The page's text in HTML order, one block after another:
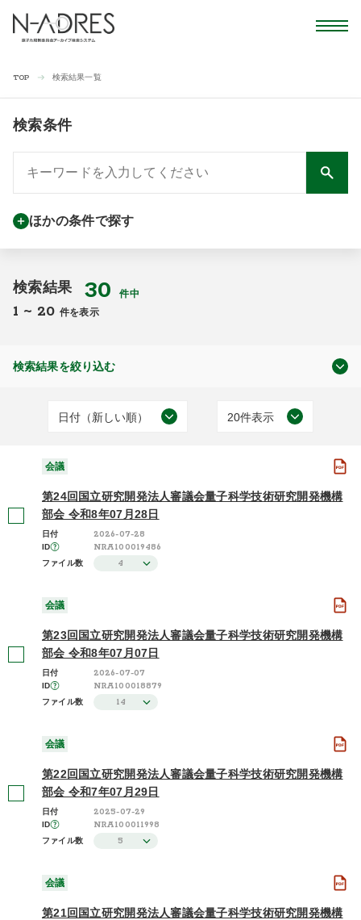
TOP 検索結果一覧
検索条件
ほかの条件で探す
検索結果 30件中
1 ~ 20 件を表示
検索結果を絞り込む
(30)
会議
2026年度 / 令和8年度
(2)
2025年度 / 令和7年度
(2)
2024年度 / 令和6年度
日付（新しい順）
施設（昇順）
タイトル（降順）
関連性
20件表示
会議
第24回国立研究開発法人審議会量子科学技術研究開発機構
部会 令和8年07月28日
日付 2026-07-28
ID NRA100019486
ファイル数 4
会議
第23回国立研究開発法人審議会量子科学技術研究開発機構
部会 令和8年07月07日
日付 2026-07-07
ID NRA100018879
ファイル数 14
会議
第22回国立研究開発法人審議会量子科学技術研究開発機構
部会 令和7年07月29日
日付 2025-07-29
ID NRA100011998
ファイル数 5
会議
第21回国立研究開発法人審議会量子科学技術研究開発機構